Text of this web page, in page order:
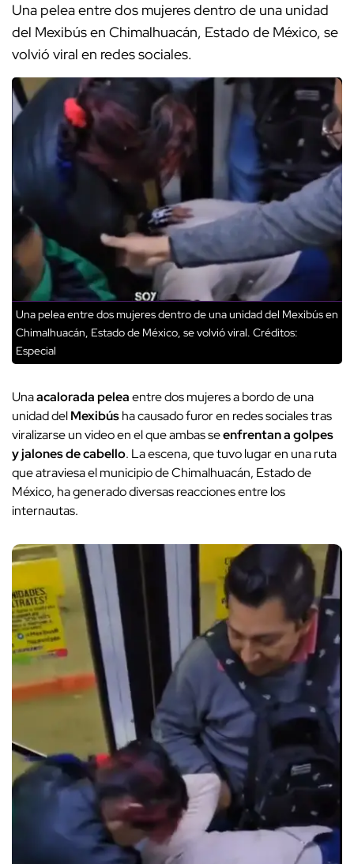
Una pelea entre dos mujeres dentro de una unidad
del Mexibús en Chimalhuacán, Estado de México, se
volvió viral en redes sociales.
Una pelea entre dos mujeres dentro de una unidad del Mexibús en
Chimalhuacán, Estado de México, se volvió viral. Créditos:
Especial
Unaacalorada peleaentre dos mujeres a bordo de una
unidad delMexibúsha causado furor en redes sociales tras
viralizarse un video en el que ambas seenfrentan a golpes
y jalones de cabello. La escena, que tuvo lugar en una ruta
que atraviesa el municipio de Chimalhuacán, Estado de
México, ha generado diversas reacciones entre los
internautas.